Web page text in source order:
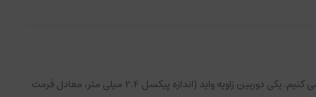
ایر 3 - DJI Air 3 که جانشین Air 2S از سنسور CMOS 1 اینچی استفاده نخواهد کرد. در عوض، ما دو سنسور 1/1.3 اینچی با فواصل کانونی متفاوت دریافت می کنیم. یکی دوربین زاویه واید (اندازه پیکسل 2.4 میلی متر، معادل فرمت